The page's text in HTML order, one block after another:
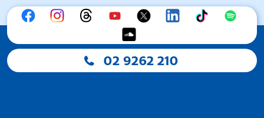
02 9262 210